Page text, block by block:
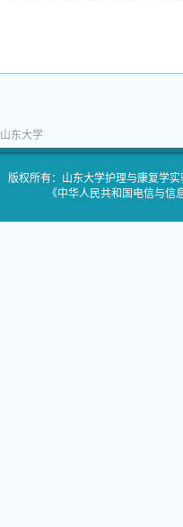
山东大学
版权所有：山东大学护理与康复学
《中华人民共和国电信与